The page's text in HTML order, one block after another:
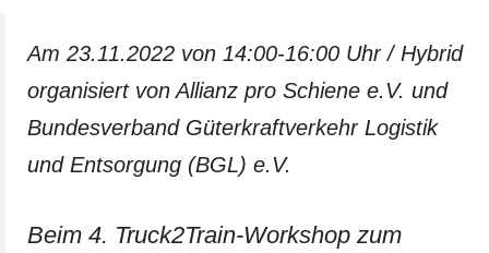
Am 23.11.2022 von 14:00-16:00 Uhr / Hybrid
organisiert von Allianz pro Schiene e.V. und
Bundesverband Güterkraftverkehr Logistik
und Entsorgung (BGL) e.V.
Beim 4. Truck2Train-Workshop zum